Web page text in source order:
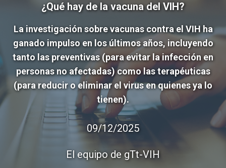
¿Qué hay de la vacuna del VIH?
La investigación sobre vacunas contra el VIH ha
ganado impulso en los últimos años, incluyendo
tanto las preventivas (para evitar la infección en
personas no afectadas) como las terapéuticas
(para reducir o eliminar el virus en quienes ya lo
tienen).
09/12/2025
El equipo de gTt-VIH